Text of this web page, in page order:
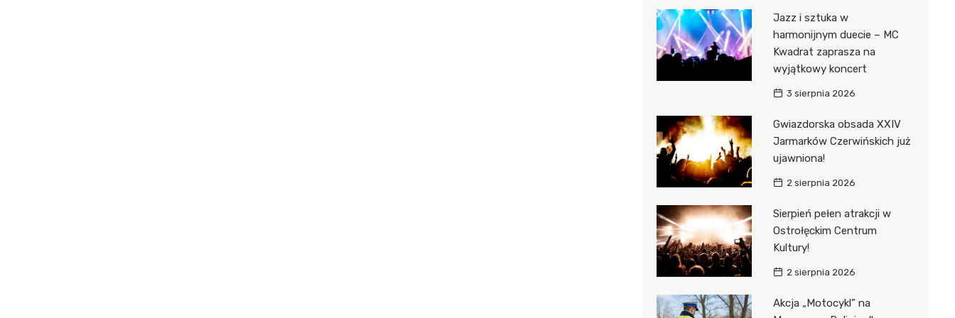
Jazz i sztuka w
harmonijnym duecie – MC
Kwadrat zaprasza na
wyjątkowy koncert
3 sierpnia 2026
Gwiazdorska obsada XXIV
Jarmarków Czerwińskich już
ujawniona!
2 sierpnia 2026
Sierpień pełen atrakcji w
Ostrołęckim Centrum
Kultury!
2 sierpnia 2026
Akcja „Motocykl” na